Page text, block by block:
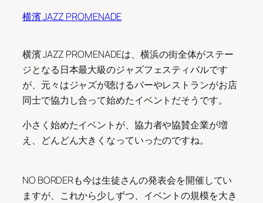
横濱 JAZZ PROMENADE
横濱 JAZZ PROMENADEは、横浜の街全体がステー
ジとなる日本最大級のジャズフェスティバルです
が、元々はジャズが聴けるバーやレストランがお店
同士で協力し合って始めたイベントだそうです。
小さく始めたイベントが、協力者や協賛企業が増
え、どんどん大きくなっていったのですね。
NO BORDERも今は生徒さんの発表会を開催してい
ますが、これから少しずつ、イベントの規模を大き